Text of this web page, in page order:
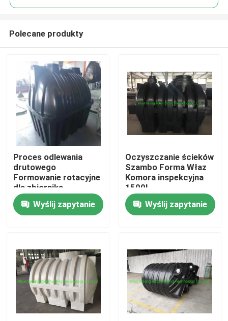
Dom
Filmy
O nas
Polecane produkty
Proces odlewania
drutowego
Formowanie rotacyjne
dla zbiornika
septycznego o
pojemności 5000 l
Wyślij zapytanie
Oczyszczanie ścieków
Szambo Forma Właz
Komora inspekcyjna
1500L
Wyślij zapytanie